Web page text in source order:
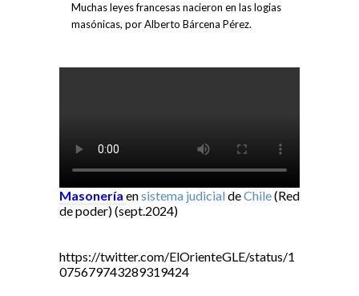
Muchas leyes francesas nacieron en las logias
masónicas, por Alberto Bárcena Pérez.
Masonería ensistema judicialdeChile(Red
de poder) (sept.2024)
https://twitter.com/ElOrienteGLE/status/1
075679743289319424